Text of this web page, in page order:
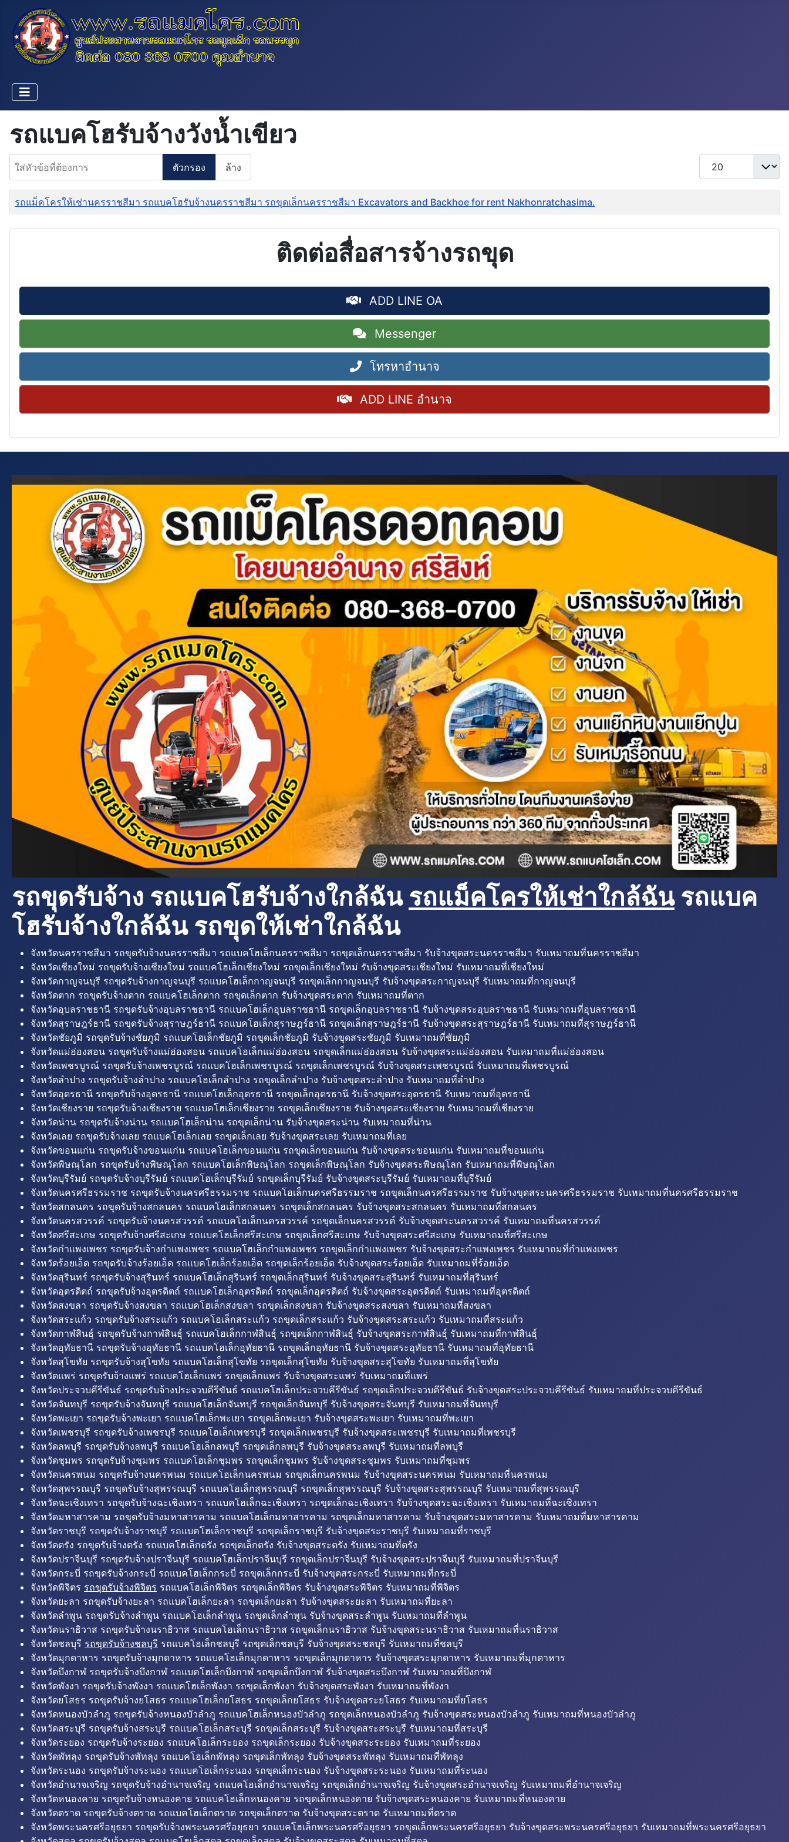
รถแบคโฮรับจ้างวังน้ำเขียว
ใส่หัวข้อที่ต้องการ
ตัวกรอง ล้าง
แสดง #
ชื่อ
รถแม็คโครให้เช่านครราชสีมา รถแบคโฮรับจ้างนครราชสีมา รถขุดเล็กนครราชสีมา Excavators and Backhoe for rent Nakhonratchasima.
ติดต่อสื่อสารจ้างรถขุด
ADD LINE OA
Messenger
โทรหาอำนาจ
ADD LINE อำนาจ
รถขุดรับจ้าง รถแบคโฮรับจ้างใกล้ฉัน รถแม็คโครให้เช่าใกล้ฉันรถแบค
โฮรับจ้างใกล้ฉัน รถขุดให้เช่าใกล้ฉัน
จังหวัดนครราชสีมา รถขุดรับจ้างนครราชสีมา รถแบคโฮเล็กนครราชสีมา รถขุดเล็กนครราชสีมา รับจ้างขุดสระนครราชสีมา รับเหมาถมที่นครราชสีมา
จังหวัดเชียงใหม่ รถขุดรับจ้างเชียงใหม่ รถแบคโฮเล็กเชียงใหม่ รถขุดเล็กเชียงใหม่ รับจ้างขุดสระเชียงใหม่ รับเหมาถมที่เชียงใหม่
จังหวัดกาญจนบุรี รถขุดรับจ้างกาญจนบุรี รถแบคโฮเล็กกาญจนบุรี รถขุดเล็กกาญจนบุรี รับจ้างขุดสระกาญจนบุรี รับเหมาถมที่กาญจนบุรี
จังหวัดตาก รถขุดรับจ้างตาก รถแบคโฮเล็กตาก รถขุดเล็กตาก รับจ้างขุดสระตาก รับเหมาถมที่ตาก
จังหวัดอุบลราชธานี รถขุดรับจ้างอุบลราชธานี รถแบคโฮเล็กอุบลราชธานี รถขุดเล็กอุบลราชธานี รับจ้างขุดสระอุบลราชธานี รับเหมาถมที่อุบลราชธานี
จังหวัดสุราษฎร์ธานี รถขุดรับจ้างสุราษฎร์ธานี รถแบคโฮเล็กสุราษฎร์ธานี รถขุดเล็กสุราษฎร์ธานี รับจ้างขุดสระสุราษฎร์ธานี รับเหมาถมที่สุราษฎร์ธานี
จังหวัดชัยภูมิ รถขุดรับจ้างชัยภูมิ รถแบคโฮเล็กชัยภูมิ รถขุดเล็กชัยภูมิ รับจ้างขุดสระชัยภูมิ รับเหมาถมที่ชัยภูมิ
จังหวัดแม่ฮ่องสอน รถขุดรับจ้างแม่ฮ่องสอน รถแบคโฮเล็กแม่ฮ่องสอน รถขุดเล็กแม่ฮ่องสอน รับจ้างขุดสระแม่ฮ่องสอน รับเหมาถมที่แม่ฮ่องสอน
จังหวัดเพชรบูรณ์ รถขุดรับจ้างเพชรบูรณ์ รถแบคโฮเล็กเพชรบูรณ์ รถขุดเล็กเพชรบูรณ์ รับจ้างขุดสระเพชรบูรณ์ รับเหมาถมที่เพชรบูรณ์
จังหวัดลำปาง รถขุดรับจ้างลำปาง รถแบคโฮเล็กลำปาง รถขุดเล็กลำปาง รับจ้างขุดสระลำปาง รับเหมาถมที่ลำปาง
จังหวัดอุดรธานี รถขุดรับจ้างอุดรธานี รถแบคโฮเล็กอุดรธานี รถขุดเล็กอุดรธานี รับจ้างขุดสระอุดรธานี รับเหมาถมที่อุดรธานี
จังหวัดเชียงราย รถขุดรับจ้างเชียงราย รถแบคโฮเล็กเชียงราย รถขุดเล็กเชียงราย รับจ้างขุดสระเชียงราย รับเหมาถมที่เชียงราย
จังหวัดน่าน รถขุดรับจ้างน่าน รถแบคโฮเล็กน่าน รถขุดเล็กน่าน รับจ้างขุดสระน่าน รับเหมาถมที่น่าน
จังหวัดเลย รถขุดรับจ้างเลย รถแบคโฮเล็กเลย รถขุดเล็กเลย รับจ้างขุดสระเลย รับเหมาถมที่เลย
จังหวัดขอนแก่น รถขุดรับจ้างขอนแก่น รถแบคโฮเล็กขอนแก่น รถขุดเล็กขอนแก่น รับจ้างขุดสระขอนแก่น รับเหมาถมที่ขอนแก่น
จังหวัดพิษณุโลก รถขุดรับจ้างพิษณุโลก รถแบคโฮเล็กพิษณุโลก รถขุดเล็กพิษณุโลก รับจ้างขุดสระพิษณุโลก รับเหมาถมที่พิษณุโลก
จังหวัดบุรีรัมย์ รถขุดรับจ้างบุรีรัมย์ รถแบคโฮเล็กบุรีรัมย์ รถขุดเล็กบุรีรัมย์ รับจ้างขุดสระบุรีรัมย์ รับเหมาถมที่บุรีรัมย์
จังหวัดนครศรีธรรมราช รถขุดรับจ้างนครศรีธรรมราช รถแบคโฮเล็กนครศรีธรรมราช รถขุดเล็กนครศรีธรรมราช รับจ้างขุดสระนครศรีธรรมราช รับเหมาถมที่นครศรีธรรมราช
จังหวัดสกลนคร รถขุดรับจ้างสกลนคร รถแบคโฮเล็กสกลนคร รถขุดเล็กสกลนคร รับจ้างขุดสระสกลนคร รับเหมาถมที่สกลนคร
จังหวัดนครสวรรค์ รถขุดรับจ้างนครสวรรค์ รถแบคโฮเล็กนครสวรรค์ รถขุดเล็กนครสวรรค์ รับจ้างขุดสระนครสวรรค์ รับเหมาถมที่นครสวรรค์
จังหวัดศรีสะเกษ รถขุดรับจ้างศรีสะเกษ รถแบคโฮเล็กศรีสะเกษ รถขุดเล็กศรีสะเกษ รับจ้างขุดสระศรีสะเกษ รับเหมาถมที่ศรีสะเกษ
จังหวัดกำแพงเพชร รถขุดรับจ้างกำแพงเพชร รถแบคโฮเล็กกำแพงเพชร รถขุดเล็กกำแพงเพชร รับจ้างขุดสระกำแพงเพชร รับเหมาถมที่กำแพงเพชร
จังหวัดร้อยเอ็ด รถขุดรับจ้างร้อยเอ็ด รถแบคโฮเล็กร้อยเอ็ด รถขุดเล็กร้อยเอ็ด รับจ้างขุดสระร้อยเอ็ด รับเหมาถมที่ร้อยเอ็ด
จังหวัดสุรินทร์ รถขุดรับจ้างสุรินทร์ รถแบคโฮเล็กสุรินทร์ รถขุดเล็กสุรินทร์ รับจ้างขุดสระสุรินทร์ รับเหมาถมที่สุรินทร์
จังหวัดอุตรดิตถ์ รถขุดรับจ้างอุตรดิตถ์ รถแบคโฮเล็กอุตรดิตถ์ รถขุดเล็กอุตรดิตถ์ รับจ้างขุดสระอุตรดิตถ์ รับเหมาถมที่อุตรดิตถ์
จังหวัดสงขลา รถขุดรับจ้างสงขลา รถแบคโฮเล็กสงขลา รถขุดเล็กสงขลา รับจ้างขุดสระสงขลา รับเหมาถมที่สงขลา
จังหวัดสระแก้ว รถขุดรับจ้างสระแก้ว รถแบคโฮเล็กสระแก้ว รถขุดเล็กสระแก้ว รับจ้างขุดสระสระแก้ว รับเหมาถมที่สระแก้ว
จังหวัดกาฬสินธุ์ รถขุดรับจ้างกาฬสินธุ์ รถแบคโฮเล็กกาฬสินธุ์ รถขุดเล็กกาฬสินธุ์ รับจ้างขุดสระกาฬสินธุ์ รับเหมาถมที่กาฬสินธุ์
จังหวัดอุทัยธานี รถขุดรับจ้างอุทัยธานี รถแบคโฮเล็กอุทัยธานี รถขุดเล็กอุทัยธานี รับจ้างขุดสระอุทัยธานี รับเหมาถมที่อุทัยธานี
จังหวัดสุโขทัย รถขุดรับจ้างสุโขทัย รถแบคโฮเล็กสุโขทัย รถขุดเล็กสุโขทัย รับจ้างขุดสระสุโขทัย รับเหมาถมที่สุโขทัย
จังหวัดแพร่ รถขุดรับจ้างแพร่ รถแบคโฮเล็กแพร่ รถขุดเล็กแพร่ รับจ้างขุดสระแพร่ รับเหมาถมที่แพร่
จังหวัดประจวบคีรีขันธ์ รถขุดรับจ้างประจวบคีรีขันธ์ รถแบคโฮเล็กประจวบคีรีขันธ์ รถขุดเล็กประจวบคีรีขันธ์ รับจ้างขุดสระประจวบคีรีขันธ์ รับเหมาถมที่ประจวบคีรีขันธ์
จังหวัดจันทบุรี รถขุดรับจ้างจันทบุรี รถแบคโฮเล็กจันทบุรี รถขุดเล็กจันทบุรี รับจ้างขุดสระจันทบุรี รับเหมาถมที่จันทบุรี
จังหวัดพะเยา รถขุดรับจ้างพะเยา รถแบคโฮเล็กพะเยา รถขุดเล็กพะเยา รับจ้างขุดสระพะเยา รับเหมาถมที่พะเยา
จังหวัดเพชรบุรี รถขุดรับจ้างเพชรบุรี รถแบคโฮเล็กเพชรบุรี รถขุดเล็กเพชรบุรี รับจ้างขุดสระเพชรบุรี รับเหมาถมที่เพชรบุรี
จังหวัดลพบุรี รถขุดรับจ้างลพบุรี รถแบคโฮเล็กลพบุรี รถขุดเล็กลพบุรี รับจ้างขุดสระลพบุรี รับเหมาถมที่ลพบุรี
จังหวัดชุมพร รถขุดรับจ้างชุมพร รถแบคโฮเล็กชุมพร รถขุดเล็กชุมพร รับจ้างขุดสระชุมพร รับเหมาถมที่ชุมพร
จังหวัดนครพนม รถขุดรับจ้างนครพนม รถแบคโฮเล็กนครพนม รถขุดเล็กนครพนม รับจ้างขุดสระนครพนม รับเหมาถมที่นครพนม
จังหวัดสุพรรณบุรี รถขุดรับจ้างสุพรรณบุรี รถแบคโฮเล็กสุพรรณบุรี รถขุดเล็กสุพรรณบุรี รับจ้างขุดสระสุพรรณบุรี รับเหมาถมที่สุพรรณบุรี
จังหวัดฉะเชิงเทรา รถขุดรับจ้างฉะเชิงเทรา รถแบคโฮเล็กฉะเชิงเทรา รถขุดเล็กฉะเชิงเทรา รับจ้างขุดสระฉะเชิงเทรา รับเหมาถมที่ฉะเชิงเทรา
จังหวัดมหาสารคาม รถขุดรับจ้างมหาสารคาม รถแบคโฮเล็กมหาสารคาม รถขุดเล็กมหาสารคาม รับจ้างขุดสระมหาสารคาม รับเหมาถมที่มหาสารคาม
จังหวัดราชบุรี รถขุดรับจ้างราชบุรี รถแบคโฮเล็กราชบุรี รถขุดเล็กราชบุรี รับจ้างขุดสระราชบุรี รับเหมาถมที่ราชบุรี
จังหวัดตรัง รถขุดรับจ้างตรัง รถแบคโฮเล็กตรัง รถขุดเล็กตรัง รับจ้างขุดสระตรัง รับเหมาถมที่ตรัง
จังหวัดปราจีนบุรี รถขุดรับจ้างปราจีนบุรี รถแบคโฮเล็กปราจีนบุรี รถขุดเล็กปราจีนบุรี รับจ้างขุดสระปราจีนบุรี รับเหมาถมที่ปราจีนบุรี
จังหวัดกระบี่ รถขุดรับจ้างกระบี่ รถแบคโฮเล็กกระบี่ รถขุดเล็กกระบี่ รับจ้างขุดสระกระบี่ รับเหมาถมที่กระบี่
จังหวัดพิจิตร รถขุดรับจ้างพิจิตร รถแบคโฮเล็กพิจิตร รถขุดเล็กพิจิตร รับจ้างขุดสระพิจิตร รับเหมาถมที่พิจิตร
จังหวัดยะลา รถขุดรับจ้างยะลา รถแบคโฮเล็กยะลา รถขุดเล็กยะลา รับจ้างขุดสระยะลา รับเหมาถมที่ยะลา
จังหวัดลำพูน รถขุดรับจ้างลำพูน รถแบคโฮเล็กลำพูน รถขุดเล็กลำพูน รับจ้างขุดสระลำพูน รับเหมาถมที่ลำพูน
จังหวัดนราธิวาส รถขุดรับจ้างนราธิวาส รถแบคโฮเล็กนราธิวาส รถขุดเล็กนราธิวาส รับจ้างขุดสระนราธิวาส รับเหมาถมที่นราธิวาส
จังหวัดชลบุรี รถขุดรับจ้างชลบุรี รถแบคโฮเล็กชลบุรี รถขุดเล็กชลบุรี รับจ้างขุดสระชลบุรี รับเหมาถมที่ชลบุรี
จังหวัดมุกดาหาร รถขุดรับจ้างมุกดาหาร รถแบคโฮเล็กมุกดาหาร รถขุดเล็กมุกดาหาร รับจ้างขุดสระมุกดาหาร รับเหมาถมที่มุกดาหาร
จังหวัดบึงกาฬ รถขุดรับจ้างบึงกาฬ รถแบคโฮเล็กบึงกาฬ รถขุดเล็กบึงกาฬ รับจ้างขุดสระบึงกาฬ รับเหมาถมที่บึงกาฬ
จังหวัดพังงา รถขุดรับจ้างพังงา รถแบคโฮเล็กพังงา รถขุดเล็กพังงา รับจ้างขุดสระพังงา รับเหมาถมที่พังงา
จังหวัดยโสธร รถขุดรับจ้างยโสธร รถแบคโฮเล็กยโสธร รถขุดเล็กยโสธร รับจ้างขุดสระยโสธร รับเหมาถมที่ยโสธร
จังหวัดหนองบัวลำภู รถขุดรับจ้างหนองบัวลำภู รถแบคโฮเล็กหนองบัวลำภู รถขุดเล็กหนองบัวลำภู รับจ้างขุดสระหนองบัวลำภู รับเหมาถมที่หนองบัวลำภู
จังหวัดสระบุรี รถขุดรับจ้างสระบุรี รถแบคโฮเล็กสระบุรี รถขุดเล็กสระบุรี รับจ้างขุดสระสระบุรี รับเหมาถมที่สระบุรี
จังหวัดระยอง รถขุดรับจ้างระยอง รถแบคโฮเล็กระยอง รถขุดเล็กระยอง รับจ้างขุดสระระยอง รับเหมาถมที่ระยอง
จังหวัดพัทลุง รถขุดรับจ้างพัทลุง รถแบคโฮเล็กพัทลุง รถขุดเล็กพัทลุง รับจ้างขุดสระพัทลุง รับเหมาถมที่พัทลุง
จังหวัดระนอง รถขุดรับจ้างระนอง รถแบคโฮเล็กระนอง รถขุดเล็กระนอง รับจ้างขุดสระระนอง รับเหมาถมที่ระนอง
จังหวัดอำนาจเจริญ รถขุดรับจ้างอำนาจเจริญ รถแบคโฮเล็กอำนาจเจริญ รถขุดเล็กอำนาจเจริญ รับจ้างขุดสระอำนาจเจริญ รับเหมาถมที่อำนาจเจริญ
จังหวัดหนองคาย รถขุดรับจ้างหนองคาย รถแบคโฮเล็กหนองคาย รถขุดเล็กหนองคาย รับจ้างขุดสระหนองคาย รับเหมาถมที่หนองคาย
จังหวัดตราด รถขุดรับจ้างตราด รถแบคโฮเล็กตราด รถขุดเล็กตราด รับจ้างขุดสระตราด รับเหมาถมที่ตราด
จังหวัดพระนครศรีอยุธยา รถขุดรับจ้างพระนครศรีอยุธยา รถแบคโฮเล็กพระนครศรีอยุธยา รถขุดเล็กพระนครศรีอยุธยา รับจ้างขุดสระพระนครศรีอยุธยา รับเหมาถมที่พระนครศรีอยุธยา